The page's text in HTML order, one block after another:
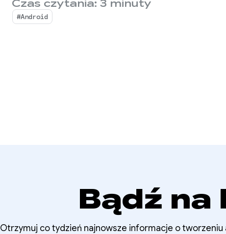
Czas czytania: 3 minuty
#Android
Bądź na
Otrzymuj co tydzień najnowsze informacje o